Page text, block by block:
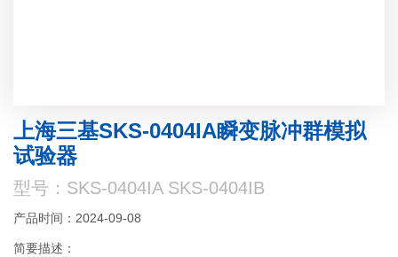
上海三基SKS-0404IA瞬变脉冲群模拟
试验器
型号：SKS-0404IA SKS-0404IB
产品时间：2024-09-08
简要描述：